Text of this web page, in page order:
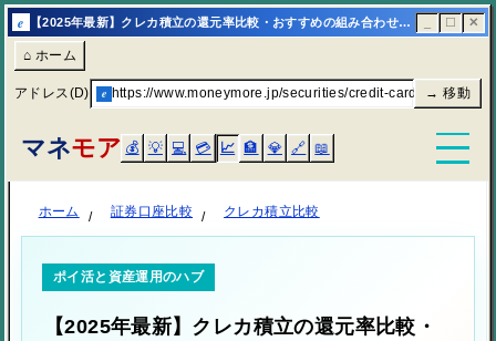
e 【2025年最新】クレカ積立の還元率比較・おすすめの組み合わせランキング ☐ ✕
⌂ ホーム
アドレス(D) e https://www.moneymore.jp/securities/credit-card-tsumitate/
→ 移動
マネモア 💰 💡 💻 💳 📈 🏦 💎 🔗 📖
ホーム 証券口座比較 クレカ積立比較
ポイ活と資産運用のハブ
【2025年最新】クレカ積立の還元率比較・